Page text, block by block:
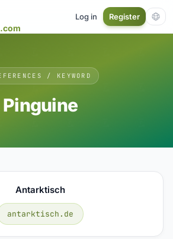
.com
Log in Register
/ KEYWORD
Pinguine
Antarktisch
antarktisch.de